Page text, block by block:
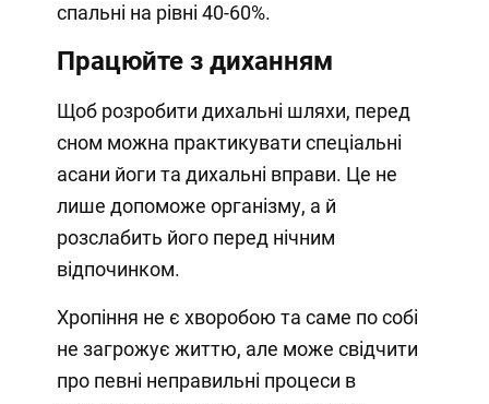
спальні на рівні 40-60%.
Працюйте з диханням
Щоб розробити дихальні шляхи, перед
сном можна практикувати спеціальні
асани йоги та дихальні вправи. Це не
лише допоможе організму, а й
розслабить його перед нічним
відпочинком.
Хропіння не є хворобою та саме по собі
не загрожує життю, але може свідчити
про певні неправильні процеси в